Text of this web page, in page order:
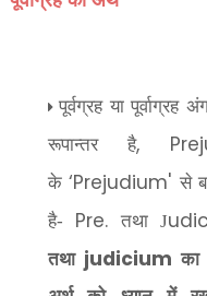
पूर्वग्रह या पूर्वाग्रह
रूपान्तर है,
के‘Prejudium' से
है- Pre. तथा J
तथा judiciumका